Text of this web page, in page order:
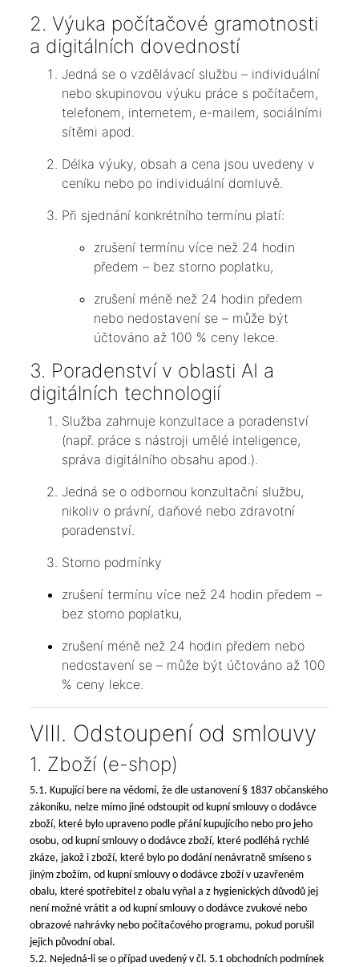
2. Výuka počítačové gramotnosti
a digitálních dovedností
Jedná se o vzdělávací službu – individuální
nebo skupinovou výuku práce s počítačem,
telefonem, internetem, e-mailem, sociálními
sítěmi apod.
Délka výuky, obsah a cena jsou uvedeny v
ceníku nebo po individuální domluvě.
Při sjednání konkrétního termínu platí:
zrušení termínu více než 24 hodin
předem – bez storno poplatku,
zrušení méně než 24 hodin předem
nebo nedostavení se – může být
účtováno až 100 % ceny lekce.
3. Poradenství v oblasti AI a
digitálních technologií
Služba zahrnuje konzultace a poradenství
(např. práce s nástroji umělé inteligence,
správa digitálního obsahu apod.).
Jedná se o odbornou konzultační službu,
nikoliv o právní, daňové nebo zdravotní
poradenství.
Storno podmínky
zrušení termínu více než 24 hodin předem –
bez storno poplatku,
zrušení méně než 24 hodin předem nebo
nedostavení se – může být účtováno až 100
% ceny lekce.
VIII. Odstoupení od smlouvy
1. Zboží (e-shop)
5.1. Kupující bere na vědomí, že dle ustanovení § 1837 občanského
zákoníku, nelze mimo jiné odstoupit od kupní smlouvy o dodávce
zboží, které bylo upraveno podle přání kupujícího nebo pro jeho
osobu, od kupní smlouvy o dodávce zboží, které podléhá rychlé
zkáze, jakož i zboží, které bylo po dodání nenávratně smíseno s
jiným zbožím, od kupní smlouvy o dodávce zboží v uzavřeném
obalu, které spotřebitel z obalu vyňal a z hygienických důvodů jej
není možné vrátit a od kupní smlouvy o dodávce zvukové nebo
obrazové nahrávky nebo počítačového programu, pokud porušil
jejich původní obal.
5.2. Nejedná-li se o případ uvedený v čl. 5.1 obchodních podmínek